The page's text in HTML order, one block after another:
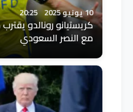
10 يونيو 2025 20:25
كريستيانو رونالدو
مع النصر السعودي